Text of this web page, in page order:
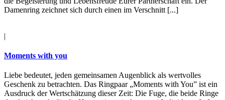
Damenring zeichnet sich durch einen im Verschnitt [...]
|
Moments with you
Liebe bedeutet, jeden gemeinsamen Augenblick als wertvolles
Geschenk zu betrachten. Das Ringpaar „Moments with You” ist ein
Ausdruck der Wertschätzung dieser Zeit: Die Fuge, die beide Ringe